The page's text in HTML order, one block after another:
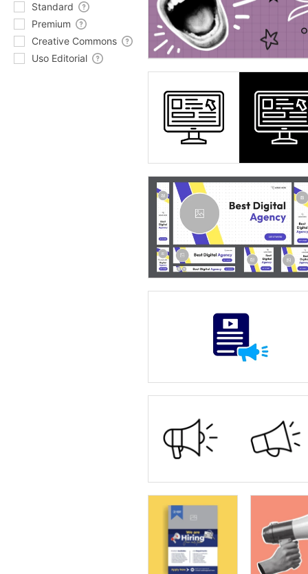
Standard
Premium
Creative Commons
Uso Editorial